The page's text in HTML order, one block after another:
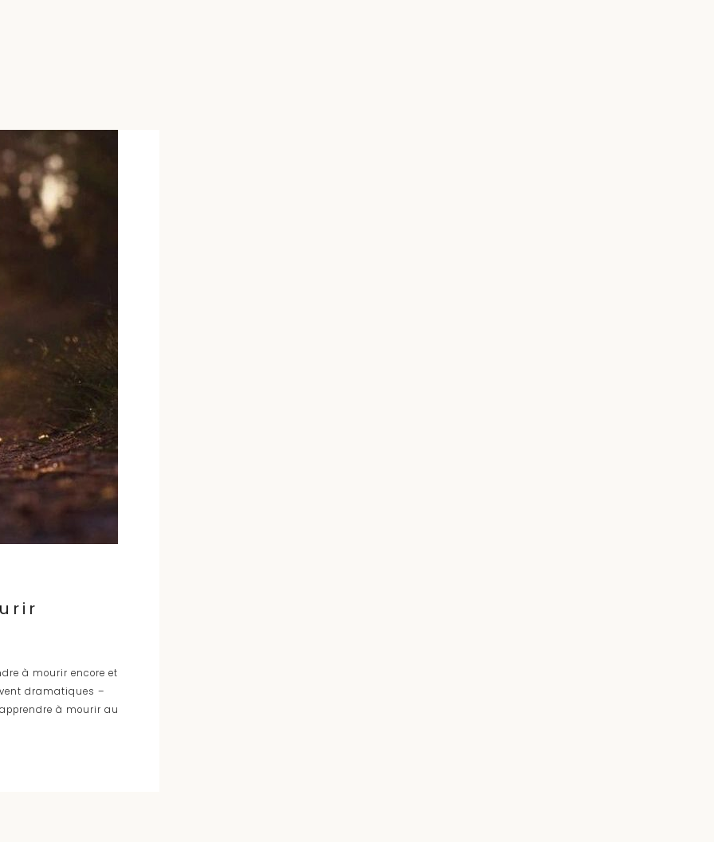
à mourir encore et
dramatiques –
à mourir au